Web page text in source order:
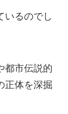
いるのでし
都市伝説的
正体を深掘